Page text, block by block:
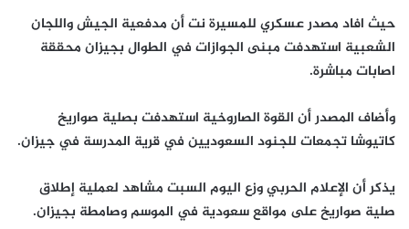
حيث افاد مصدر عسكري للمسيرة نت أن مدفعية الجيش واللجان
الشعبية استهدفت مبنى الجوازات في الطوال بجيزان محققة
اصابات مباشرة.
وأضاف المصدر أن القوة الصاروخية استهدفت بصلية صواريخ
كاتيوشا تجمعات للجنود السعوديين في قرية المدرسة في جيزان.
يذكر أن الإعلام الحربي وزع اليوم السبت مشاهد لعملية إطلاق
صلية صواريخ على مواقع سعودية في الموسم وصامطة بجيزان.